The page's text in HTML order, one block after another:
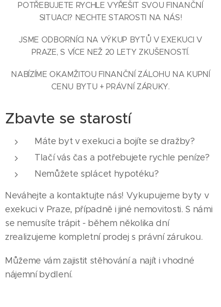
POTŘEBUJETE RYCHLE VYŘEŠIT SVOU FINANČNÍ
SITUACI? NECHTE STAROSTI NA NÁS!
JSME ODBORNÍCI NA VÝKUP BYTŮ V EXEKUCI V
PRAZE, S VÍCE NEŽ 20 LETY ZKUŠENOSTÍ.
NABÍZÍME OKAMŽITOU FINANČNÍ ZÁLOHU NA KUPNÍ
CENU BYTU + PRÁVNÍ ZÁRUKY.
Zbavte se starostí
Máte byt v exekuci a bojíte se dražby?
Tlačí vás čas a potřebujete rychle peníze?
Nemůžete splácet hypotéku?
Neváhejte a kontaktujte nás! Vykupujeme byty v
exekuci v Praze, případně i jiné nemovitosti. S námi
se nemusíte trápit - během několika dní
zrealizujeme kompletní prodej s právní zárukou.
Můžeme vám zajistit stěhování a najít i vhodné
nájemní bydlení.